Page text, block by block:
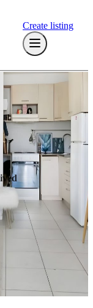
Create listing